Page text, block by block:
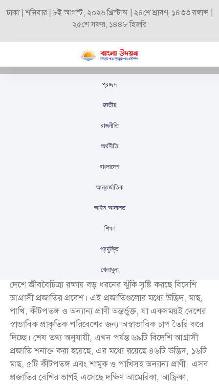
ঢাকা | শনিবার | ৮ই আগস্ট, ২০২৬ খ্রিস্টাব্দ | ২৪শে শ্রাবণ, ১৪৩৩ বঙ্গাব্দ |
২৫শে সফর, ১৪৪৮ হিজরি
প্রচ্ছদ
জাতীয়
রাজনীতি
অর্থনীতি
বাংলাদেশ
আন্তর্জাতিক
আইন আদালত
শিক্ষা
প্রযুক্তি
খেলাধুলা
দেশের জীববৈচিত্রের জন্য
হুমকি ৬৯টি বিদেশি আগ্রাসী
প্রকাশিতঃসেপ্টেম্বর ১০, ২০২৫
দেশে জীববৈচিত্র্য রক্ষায় বড় ধরনের ঝুঁকি সৃষ্টি করছে বিদেশি
আগ্রাসী প্রজাতির প্রবেশ। এই প্রজাতিগুলোর মধ্যে উদ্ভিদ, মাছ,
পাখি, কীটপতঙ্গ ও অন্যান্য প্রাণী অন্তর্ভুক্ত, যা একসময়ই দেশের
স্বাভাবিক প্রাকৃতিক পরিবেশের জন্য অস্বাভাবিক চাপ তৈরি করে
দিচ্ছে। শেষ তথ্য অনুযায়ী, এখন পর্যন্ত ৬৯টি বিদেশি আগ্রাসী
প্রজাতি শনাক্ত করা হয়েছে, এর মধ্যে রয়েছে ৪৬টি উদ্ভিদ, ১৬টি
মাছ, ৫টি কীটপতঙ্গ এবং শামুক ও পাখিসহ অন্যান্য প্রাণী। এসব
প্রজাতির বেশির ভাগই এসেছে দক্ষিণ আমেরিকা, আফ্রিকা,